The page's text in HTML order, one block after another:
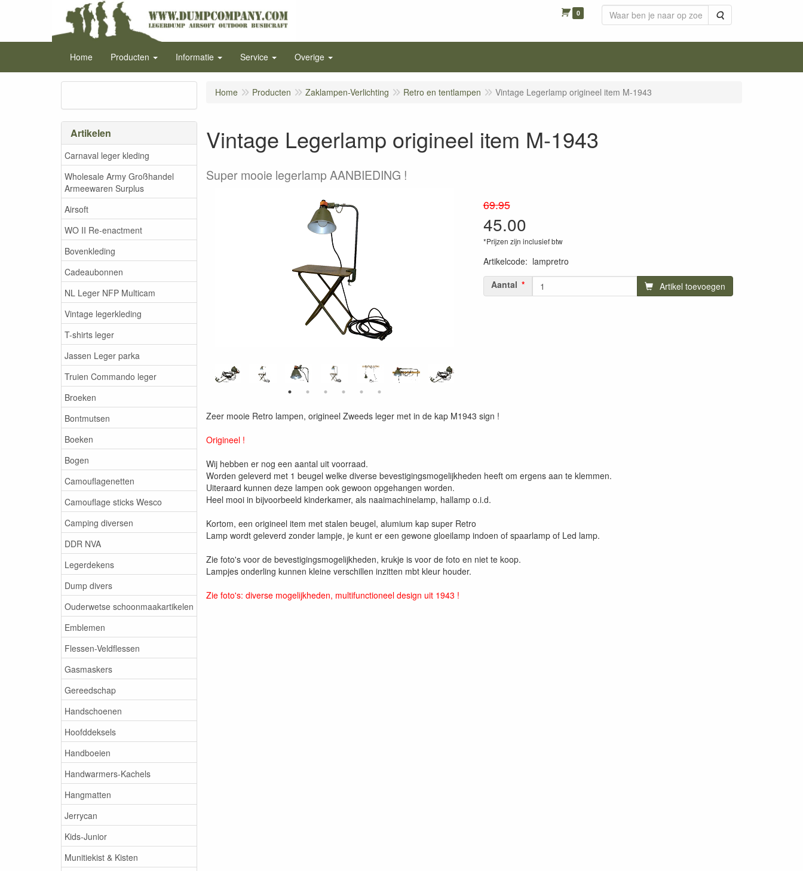
0 Zoeken
Home Producten Informatie Service Overige
Artikelen
Carnaval leger kleding
Wholesale Army Großhandel
Armeewaren Surplus
Airsoft
WO II Re-enactment
Bovenkleding
Cadeaubonnen
NL Leger NFP Multicam
Vintage legerkleding
T-shirts leger
Jassen Leger parka
Truien Commando leger
Broeken
Bontmutsen
Boeken
Bogen
Camouflagenetten
Camouflage sticks Wesco
Camping diversen
DDR NVA
Legerdekens
Dump divers
Ouderwetse schoonmaakartikelen
Emblemen
Flessen-Veldflessen
Gasmaskers
Gereedschap
Handschoenen
Hoofddeksels
Handboeien
Handwarmers-Kachels
Hangmatten
Jerrycan
Kids-Junior
Munitiekist & Kisten
Home Producten Zaklampen-Verlichting Retro en tentlampen Vintage Legerlamp origineel item M-1943
Vintage Legerlamp origineel item M-1943
Super mooie legerlamp AANBIEDING !
69.95
45.00
*Prijzen zijn inclusief btw
Artikelcode: lampretro
Aantal
Artikel toevoegen
Zeer mooie Retro lampen, origineel Zweeds leger met in de kap M1943 sign !
Origineel !
Wij hebben er nog een aantal uit voorraad.
Worden geleverd met 1 beugel welke diverse bevestigingsmogelijkheden heeft om ergens aan te klemmen.
Uiteraard kunnen deze lampen ook gewoon opgehangen worden.
Heel mooi in bijvoorbeeld kinderkamer, als naaimachinelamp, hallamp o.i.d.
Kortom, een origineel item met stalen beugel, alumium kap super Retro
Lamp wordt geleverd zonder lampje, je kunt er een gewone gloeilamp indoen of spaarlamp of Led lamp.
Zie foto's voor de bevestigingsmogelijkheden, krukje is voor de foto en niet te koop.
Lampjes onderling kunnen kleine verschillen inzitten mbt kleur houder.
Zie foto's: diverse mogelijkheden, multifunctioneel design uit 1943 !